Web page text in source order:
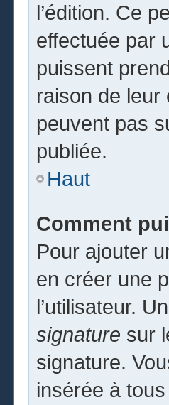
l’édition. Ce
effectuée par
puissent
raison de leur
peuvent pas
publiée.
Haut
Comment
Pour ajouter
en créer une
l’utilisateur.
signature sur
signature.
insérée à